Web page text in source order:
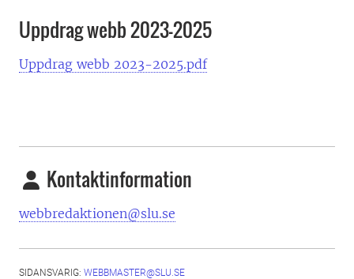
Uppdrag webb 2023-2025
Uppdrag webb 2023-2025.pdf
Kontaktinformation
webbredaktionen@slu.se
SIDANSVARIG: WEBBMASTER@SLU.SE